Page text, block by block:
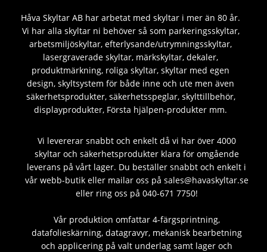
Håva Skyltar AB har arbetat med skyltar i mer än 80 år.
Vi har alla skyltar ni behöver så som parkeringsskyltar,
arbetsmiljöskyltar, efterlysande/utrymningsskyltar,
lasergraverade skyltar, märkskyltar, dekaler,
produktmärkning, roliga skyltar, skyltar med egen
design, skyltsystem för både inne och ute men även
säkerhetsprodukter, säkerhetsspeglar, skylttillbehör,
displayprodukter, Första hjälpen-produkter mm.
Vi levererar snabbt och enkelt då vi har över 4000
skyltar och säkerhetsprodukter klara för omgående
leverans på vårt lager. Du beställer snabbt och enkelt i
vår webb-butik eller mailar oss på sales@havaskyltar.se
eller ring oss på 040-671 7750!
Vår produktion omfattar 4-färgsprintning,
datafolieskärning, datagravyr, mekanisk bearbetning
och applicering på valt underlag samt lager och